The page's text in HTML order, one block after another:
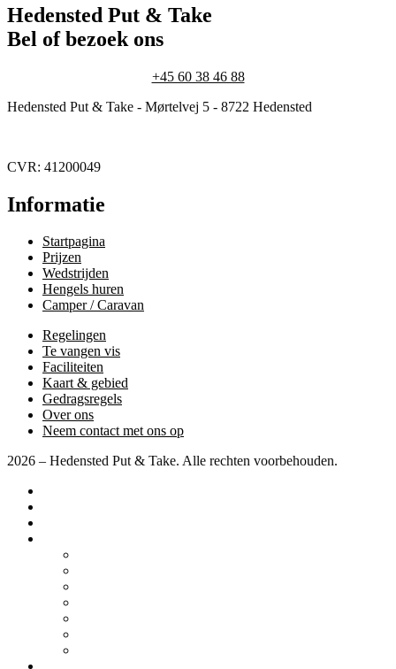
Hedensted Put & Take
Bel of bezoek ons
+45 60 38 46 88
Hedensted Put & Take - Mørtelvej 5 - 8722 Hedensted
CVR: 41200049
Informatie
Startpagina
Prijzen
Wedstrijden
Hengels huren
Camper / Caravan
Regelingen
Te vangen vis
Faciliteiten
Kaart & gebied
Gedragsregels
Over ons
Neem contact met ons op
2026 – Hedensted Put & Take. Alle rechten voorbehouden.